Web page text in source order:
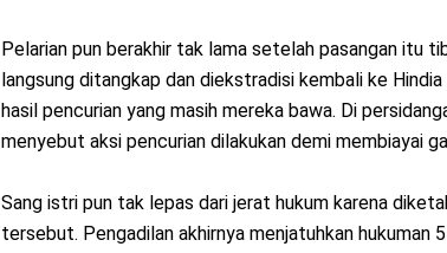
Pelarian pun berakhir tak lama setelah pasangan itu
langsung ditangkap dan diekstradisi kembali ke
hasil pencurian yang masih mereka bawa. Di
menyebut aksi pencurian dilakukan demi membiayai
Sang istri pun tak lepas dari jerat hukum karena
tersebut. Pengadilan akhirnya menjatuhkan hukuman